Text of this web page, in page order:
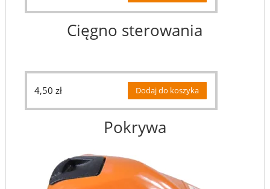
Cięgno sterowania
4,50 zł Dodaj do koszyka
Pokrywa